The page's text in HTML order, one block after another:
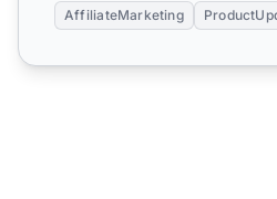
AffiliateMarketing